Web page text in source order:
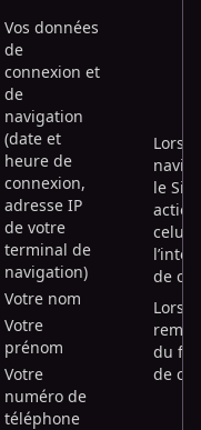
Vos données
de
connexion et
de
navigation
(date et
heure de
connexion,
adresse IP
de votre
terminal de
navigation)
Votre nom
Votre
prénom
Votre
numéro de
téléphone
Lors
le
celui-
de
Lors
du
de